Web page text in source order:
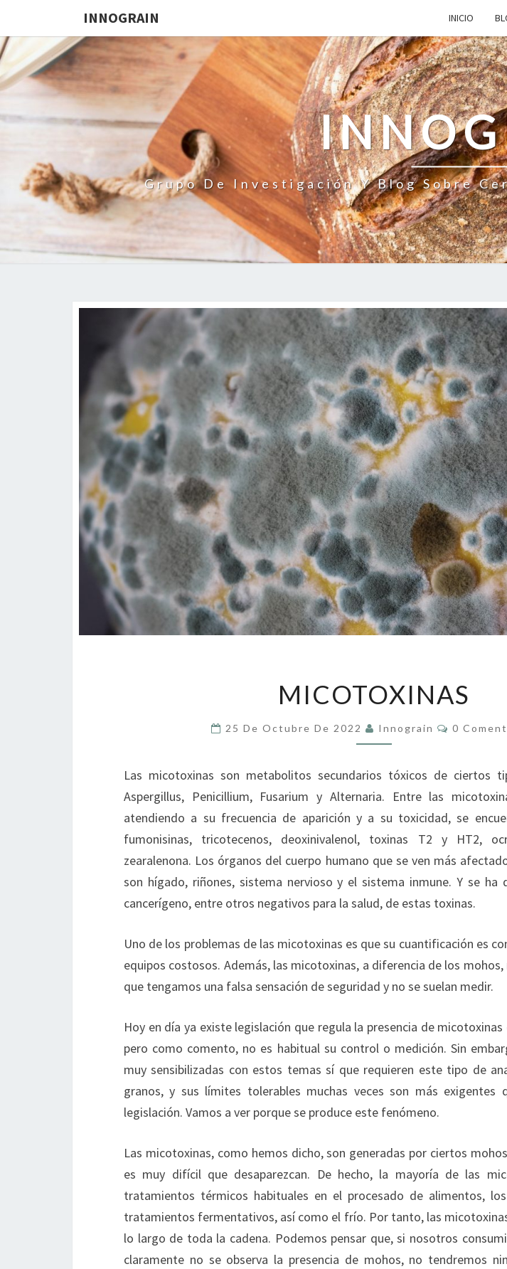
INNOGRAIN INICIO
Grupo De Investigación Y Blog Sobre
MICOTOXINAS
25 De Octubre De 2022 Innograin 0
Las micotoxinas son metabolitos secundarios tóxicos de ciertos
Aspergillus, Penicillium, Fusarium y Alternaria. Entre las
atendiendo a su frecuencia de aparición y a su toxicidad, se
fumonisinas, tricotecenos, deoxinivalenol, toxinas T2 y HT2,
zearalenona. Los órganos del cuerpo humano que se ven más
son hígado, riñones, sistema nervioso y el sistema inmune. Y se
cancerígeno, entre otros negativos para la salud, de estas toxinas.
Uno de los problemas de las micotoxinas es que su cuantificación es
equipos costosos. Además, las micotoxinas, a diferencia de los mohos,
que tengamos una falsa sensación de seguridad y no se suelan medir.
Hoy en día ya existe legislación que regula la presencia de
pero como comento, no es habitual su control o medición. Sin
muy sensibilizadas con estos temas sí que requieren este tipo de
granos, y sus límites tolerables muchas veces son más exigentes
legislación. Vamos a ver porque se produce este fenómeno.
Las micotoxinas, como hemos dicho, son generadas por ciertos
es muy difícil que desaparezcan. De hecho, la mayoría de las
tratamientos térmicos habituales en el procesado de alimentos,
tratamientos fermentativos, así como el frío. Por tanto, las
lo largo de toda la cadena. Podemos pensar que, si nosotros
claramente no se observa la presencia de mohos, no tendremos